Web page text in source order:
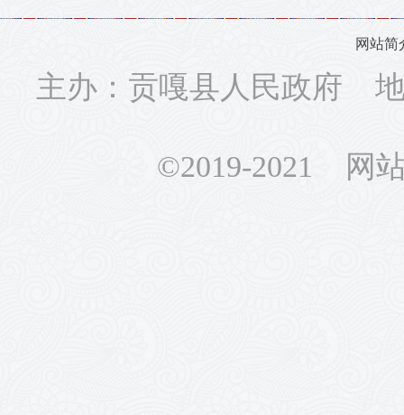
网站简
主办：贡嘎县人民政府
©2019-2021 网